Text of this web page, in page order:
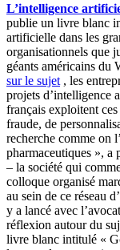
L’intelligence
publie un livre blanc
artificielle dans les
organisationnels que
géants américains du
sur le sujet , les
projets d’intelligence
français exploitent
fraude, de
recherche comme on
pharmaceutiques », a
– la société qui
colloque organisé
au sein de ce réseau
y a lancé avec
réflexion autour du
livre blanc intitulé «